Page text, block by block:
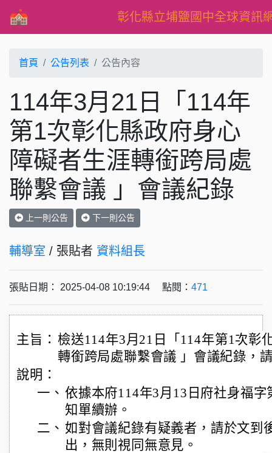
彰化縣立埔鹽國中全球資訊
首頁 公告列表 公告內容
114年3月21日「114年
第1次彰化縣政府身心
障礙者生涯轉銜跨局處
聯繫會議 」會議紀錄
上一則公告 下一則公告
輔導室 / 張貼者 資料組長
張貼日期： 2025-04-08 10:19:44 點閱： 471
主旨： 檢送114年3月21日「114年第1次彰
轉銜跨局處聯繫會議 」會議紀錄，
說明：
一、 依據本府114年3月13日府社身福字
知單續辦。
二、 如對會議紀錄有疑義者，請於文到
出，無則視同無意見。